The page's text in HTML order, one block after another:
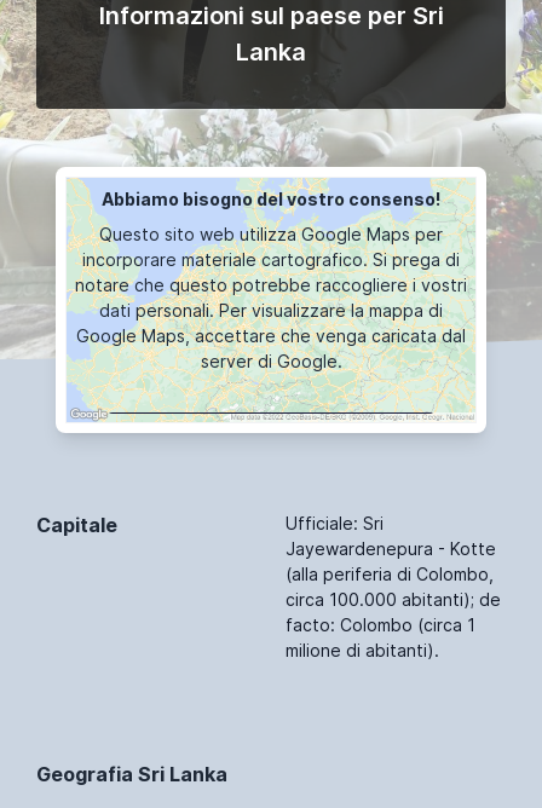
Informazioni sul paese per Sri
Lanka
Abbiamo bisogno del vostro consenso!
Questo sito web utilizza Google Maps per
incorporare materiale cartografico. Si prega di
notare che questo potrebbe raccogliere i vostri
dati personali. Per visualizzare la mappa di
Google Maps, accettare che venga caricata dal
server di Google.
VISUALIZZAZIONE DELLA MAPPA
Capitale
Ufficiale: Sri
Jayewardenepura - Kotte
(alla periferia di Colombo,
circa 100.000 abitanti); de
facto: Colombo (circa 1
milione di abitanti).
Geografia Sri Lanka